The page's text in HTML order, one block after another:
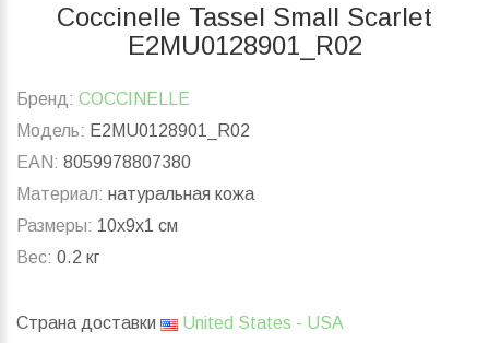
Coccinelle Tassel Small Scarlet
E2MU0128901_R02
Бренд: COCCINELLE
Модель: E2MU0128901_R02
EAN: 8059978807380
Материал: натуральная кожа
Размеры: 10x9x1 см
Вес: 0.2 кг
Страна доставки United States - USA